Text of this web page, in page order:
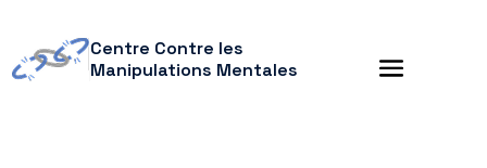
Centre Contre les
Manipulations Mentales